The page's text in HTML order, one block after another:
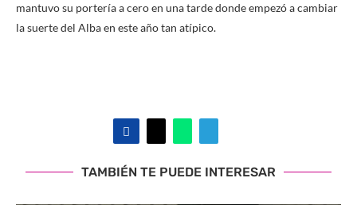
mantuvo su portería a cero en una tarde donde empezó a cambiar
la suerte del Alba en este año tan atípico.
TAMBIÉN TE PUEDE INTERESAR